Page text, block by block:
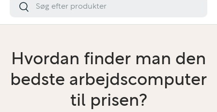
Hvordan finder man den
bedste arbejdscomputer
til prisen?